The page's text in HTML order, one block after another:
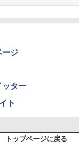
Anker Soundcore
￥250
見知らぬ糸
￥250
￥1,380
強炭酸水 ペットボトル
￥832
ONE PIECE モノクロ版
ージ
ッター
ト
トップページに戻る